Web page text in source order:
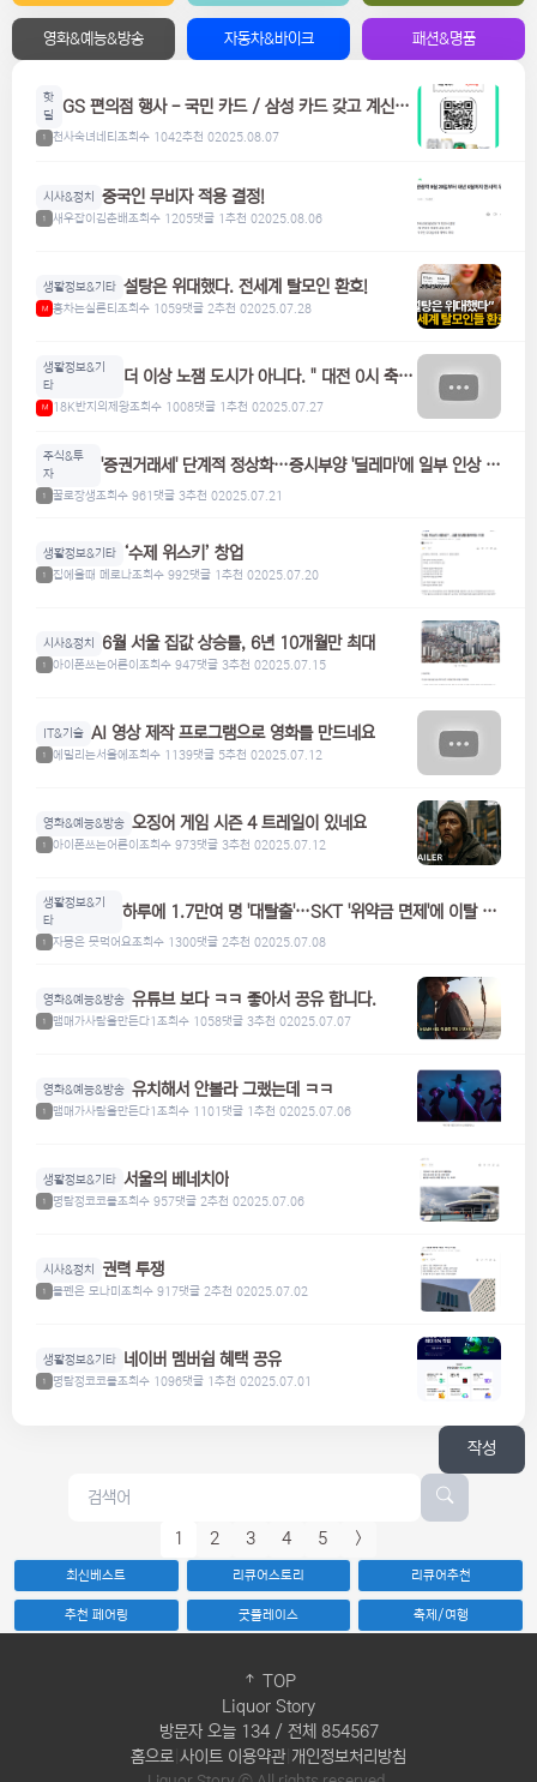
영화&예능&방송 자동차&바이크 패션&명품
핫
딜
GS 편의점 행사 - 국민 카드 / 삼성 카드 갖고 계신분
1 천사숙녀네티조회수 1042추천 02025.08.07
시사&정치 중국인 무비자 적용 결정!
1 새우잡이김춘배조회수 1205댓글 1추천 02025.08.06
생활정보&기타 설탕은 위대했다. 전세계 탈모인 환호!
M 홍차는실론티조회수 1059댓글 2추천 02025.07.28
생활정보&기
타
더 이상 노잼 도시가 아니다. " 대전 0시 축
M 18K반지의제왕조회수 1008댓글 1추천 02025.07.27
주식&투
자
'증권거래세' 단계적 정상화…증시부양 '딜레마'에 일부 인상 검
1 꿀로장생조회수 961댓글 3추천 02025.07.21
생활정보&기타 ‘수제 위스키’ 창업
1 집에올때 메로나조회수 992댓글 1추천 02025.07.20
시사&정치 6월 서울 집값 상승률, 6년 10개월만 최대
1 아이폰쓰는어른이 조회수 947댓글 3추천 02025.07.15
IT&기술 AI 영상 제작 프로그램으로 영화를 만드네요
1 에밀리는서울에 조회수 1139댓글 5추천 02025.07.12
영화&예능&방송 오징어 게임 시즌 4 트레일이 있네요
1 아이폰쓰는어른이 조회수 973댓글 3추천 02025.07.12
생활정보&기
타
하루에 1.7만여 명 '대탈출'…SKT '위약금 면제'에 이탈 급
1 자몽은 못먹어요조회수 1300댓글 2추천 02025.07.08
영화&예능&방송 유튜브 보다 ㅋㅋ 좋아서 공유 합니다.
1 맴매가사람을만든다1조회수 1058댓글 3추천 02025.07.07
영화&예능&방송 유치해서 안볼라 그랬는데 ㅋㅋ
1 맴매가사람을만든다1조회수 1101댓글 1추천 02025.07.06
생활정보&기타 서울의 베네치아
1 명탐정코코볼조회수 957댓글 2추천 02025.07.06
시사&정치 권력 투쟁
1 볼펜은 모나미 조회수 917댓글 2추천 02025.07.02
생활정보&기타 네이버 멤버쉽 혜택 공유
1 명탐정코코볼조회수 1096댓글 1추천 02025.07.01
작성
1 2 3 4 5 >
최신베스트 리큐어스토리 리큐어추천
추천 페어링 굿플레이스 축제/여행
Liquor Story
TOP
방문자 오늘 134 / 전체 854567
홈으로 사이트 이용약관| 개인정보처리방침